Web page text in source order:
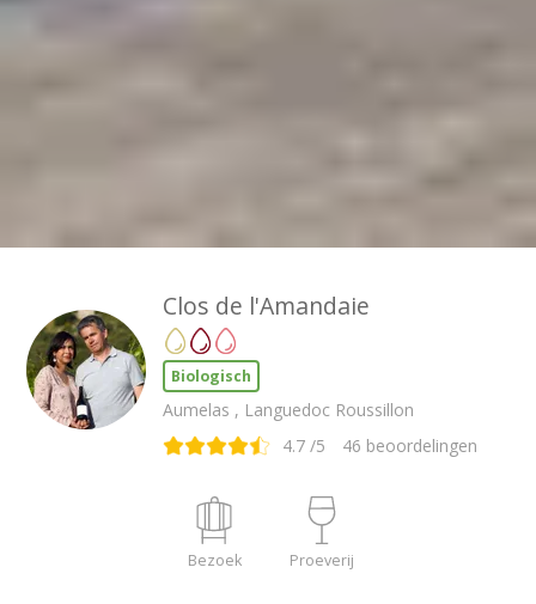
Clos de l'Amandaie
Biologisch
Aumelas , Languedoc Roussillon
4.7 /5 46 beoordelingen
Bezoek Proeverij